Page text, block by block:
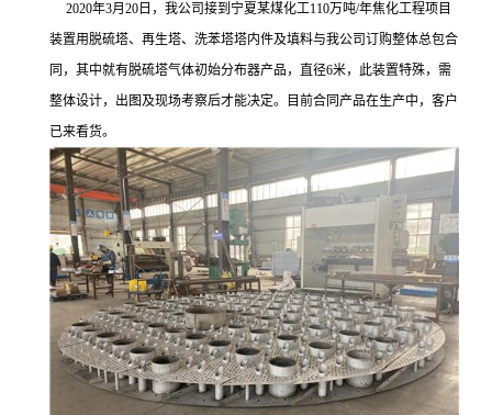
2020年3月20日，我公司接到宁夏某煤化工110万吨/年焦化工程项目
装置用脱硫塔、再生塔、洗苯塔塔内件及填料与我公司订购整体总包合
同，其中就有脱硫塔气体初始分布器产品，直径6米，此装置特殊，需
整体设计，出图及现场考察后才能决定。目前合同产品在生产中，客户
已来看货。